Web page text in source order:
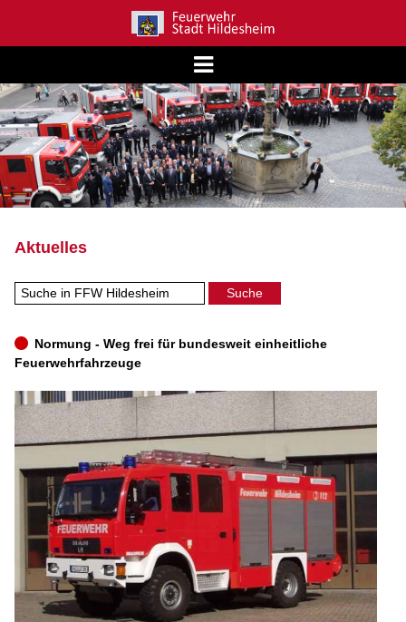
Aktuelles
Normung - Weg frei für bundesweit einheitliche
Feuerwehrfahrzeuge